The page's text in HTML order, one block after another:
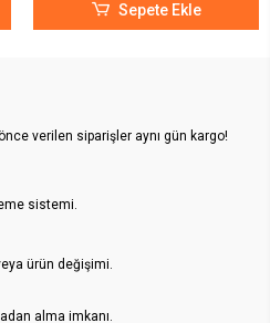
Sepete Ekle
verilen siparişler aynı gün kargo!
sistemi.
ürün değişimi.
alma imkanı.